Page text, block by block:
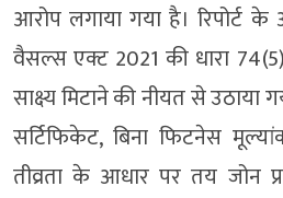
आरोप लगाया गया है। रिपोर्ट
वैसल्स एक्ट 2021 की धारा
साक्ष्य मिटाने की नीयत से उठाया
सर्टिफिकेट, बिना फिटनेस
तीव्रता के आधार पर तय जोन